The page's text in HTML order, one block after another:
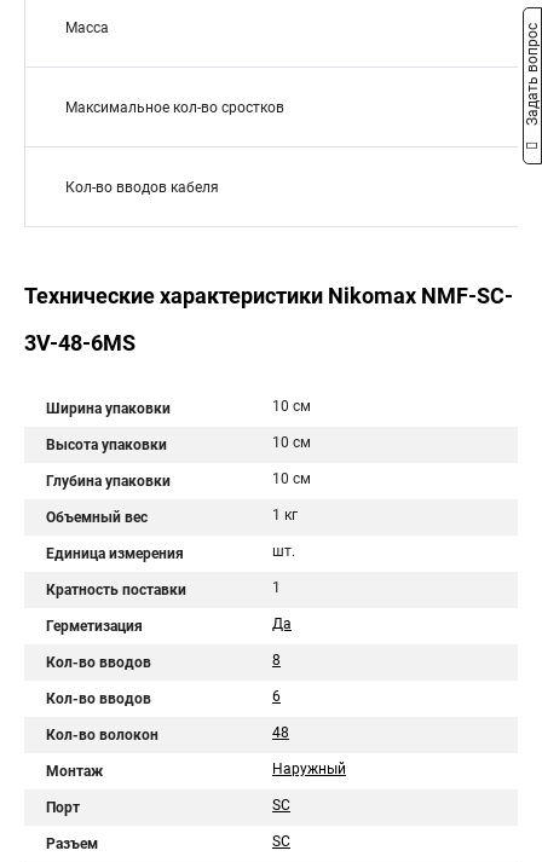
Масса
Максимальное кол-во сростков
Кол-во вводов кабеля
Технические характеристики Nikomax NMF-SC-
3V-48-6MS
Ширина упаковки 10 см
Высота упаковки 10 см
Глубина упаковки 10 см
Объемный вес 1 кг
Единица измерения шт.
Кратность поставки 1
Герметизация Да
Кол-во вводов 8
Кол-во вводов 6
Кол-во волокон 48
Монтаж Наружный
Порт SC
Разъем SC
Задать вопрос